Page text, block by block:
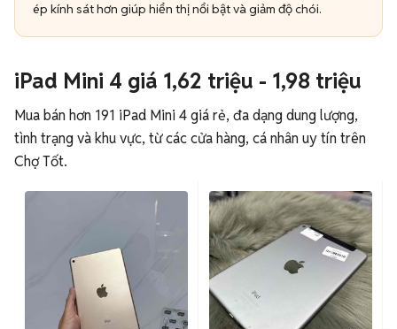
ép kính sát hơn giúp hiển thị nổi bật và giảm độ chói.
iPad Mini 4 giá 1,62 triệu - 1,98 triệu
Mua bán hơn 191 iPad Mini 4 giá rẻ, đa dạng dung lượng,
tình trạng và khu vực, từ các cửa hàng, cá nhân uy tín trên
Chợ Tốt.